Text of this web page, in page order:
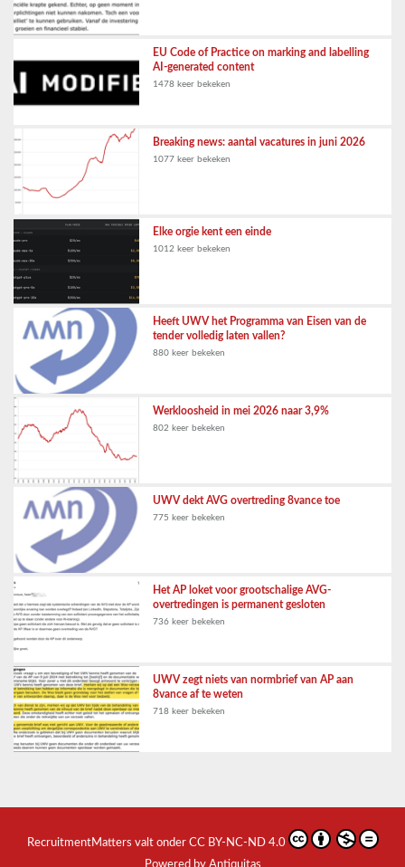
EU Code of Practice on marking and labelling
AI-generated content
1478 keer bekeken
Breaking news: aantal vacatures in juni 2026
1077 keer bekeken
Elke orgie kent een einde
1012 keer bekeken
Heeft UWV het Programma van Eisen van de
tender volledig laten vallen?
880 keer bekeken
Werkloosheid in mei 2026 naar 3,9%
802 keer bekeken
UWV dekt AVG overtreding 8vance toe
775 keer bekeken
Het AP loket voor grootschalige AVG-
overtredingen is permanent gesloten
736 keer bekeken
UWV zegt niets van normbrief van AP aan
8vance af te weten
718 keer bekeken
RecruitmentMatters valt onder CC BY-NC-ND 4.0